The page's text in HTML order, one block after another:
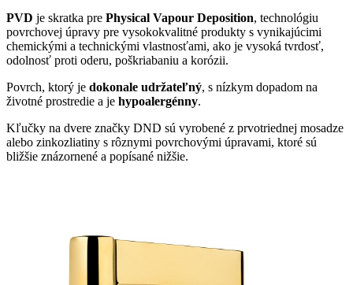
PVD je skratka pre Physical Vapour Deposition, technológiu
povrchovej úpravy pre vysokokvalitné produkty s vynikajúcimi
chemickými a technickými vlastnosťami, ako je vysoká tvrdosť,
odolnosť proti oderu, poškriabaniu a korózii.
Povrch, ktorý je dokonale udržateľný, s nízkym dopadom na
životné prostredie a je hypoalergénny.
Kľučky na dvere značky DND sú vyrobené z prvotriednej mosadze
alebo zinkozliatiny s rôznymi povrchovými úpravami, ktoré sú
bližšie znázornené a popísané nižšie.